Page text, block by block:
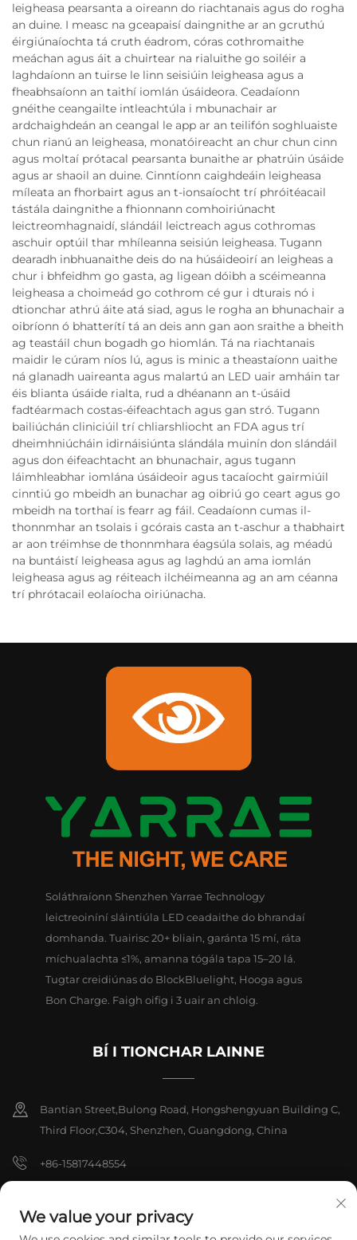
leigheasa pearsanta a oireann do riachtanais agus do rogha
an duine. I measc na gceapaisí daingnithe ar an gcruthú
éirgiúnaíochta tá cruth éadrom, córas cothromaithe
meáchan agus áit a chuirtear na rialuithe go soiléir a
laghdaíonn an tuirse le linn seisiúin leigheasa agus a
fheabhsaíonn an taithí iomlán úsáideora. Ceadaíonn
gnéithe ceangailte intleachtúla i mbunachair ar
ardchaighdeán an ceangal le app ar an teilifón soghluaiste
chun rianú an leigheasa, monatóireacht an chur chun cinn
agus moltaí prótacal pearsanta bunaithe ar phatrúin úsáide
agus ar shaoil an duine. Cinntíonn caighdeáin leigheasa
míleata an fhorbairt agus an t-ionsaíocht trí phróitéacail
tástála daingnithe a fhionnann comhoiriúnacht
leictreomhagnaidí, slándáil leictreach agus cothromas
aschuir optúil thar mhíleanna seisiún leigheasa. Tugann
dearadh inbhuanaithe deis do na húsáideoirí an leigheas a
chur i bhfeidhm go gasta, ag ligean dóibh a scéimeanna
leigheasa a choimeád go cothrom cé gur i dturais nó i
dtionchar athrú áite atá siad, agus le rogha an bhunachair a
oibríonn ó bhatterítí tá an deis ann gan aon sraithe a bheith
ag teastáil chun bogadh go hiomlán. Tá na riachtanais
maidir le cúram níos lú, agus is minic a theastaíonn uaithe
ná glanadh uaireanta agus malartú an LED uair amháin tar
éis blianta úsáide rialta, rud a dhéanann an t-úsáid
fadtéarmach costas-éifeachtach agus gan stró. Tugann
bailiúchán cliniciúil trí chliarshliocht an FDA agus trí
dheimhniúcháin idirnáisiúnta slándála muinín don slándáil
agus don éifeachtacht an bhunachair, agus tugann
láimhleabhar iomlána úsáideoir agus tacaíocht gairmiúil
cinntiú go mbeidh an bunachar ag oibriú go ceart agus go
mbeidh na torthaí is fearr ag fáil. Ceadaíonn cumas il-
thonnmhar an tsolais i gcórais casta an t-aschur a thabhairt
ar aon tréimhse de thonnmhara éagsúla solais, ag méadú
na buntáistí leigheasa agus ag laghdú an ama iomlán
leigheasa agus ag réiteach ilchéimeanna ag an am céanna
trí phrótacail eolaíocha oiriúnacha.
Soláthraíonn Shenzhen Yarrae Technology
leictreoiníní sláintiúla LED ceadaithe do bhrandaí
domhanda. Tuairisc 20+ bliain, garánta 15 mí, ráta
míchualachta ≤1%, amanna tógála tapa 15–20 lá.
Tugtar creidiúnas do BlockBluelight, Hooga agus
Bon Charge. Faigh oifig i 3 uair an chloig.
BÍ I TIONCHAR LAINNE
Bantian Street,Bulong Road, Hongshengyuan Building C,
Third Floor,C304, Shenzhen, Guangdong, China
+86-15817448554
We value your privacy